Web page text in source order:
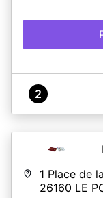
A propos de
différentes
de passeports.
Ouvert tous les
de 14h à 17h,
préalablement
(www.lecres.fr).
2
1 Place de
26160 LE